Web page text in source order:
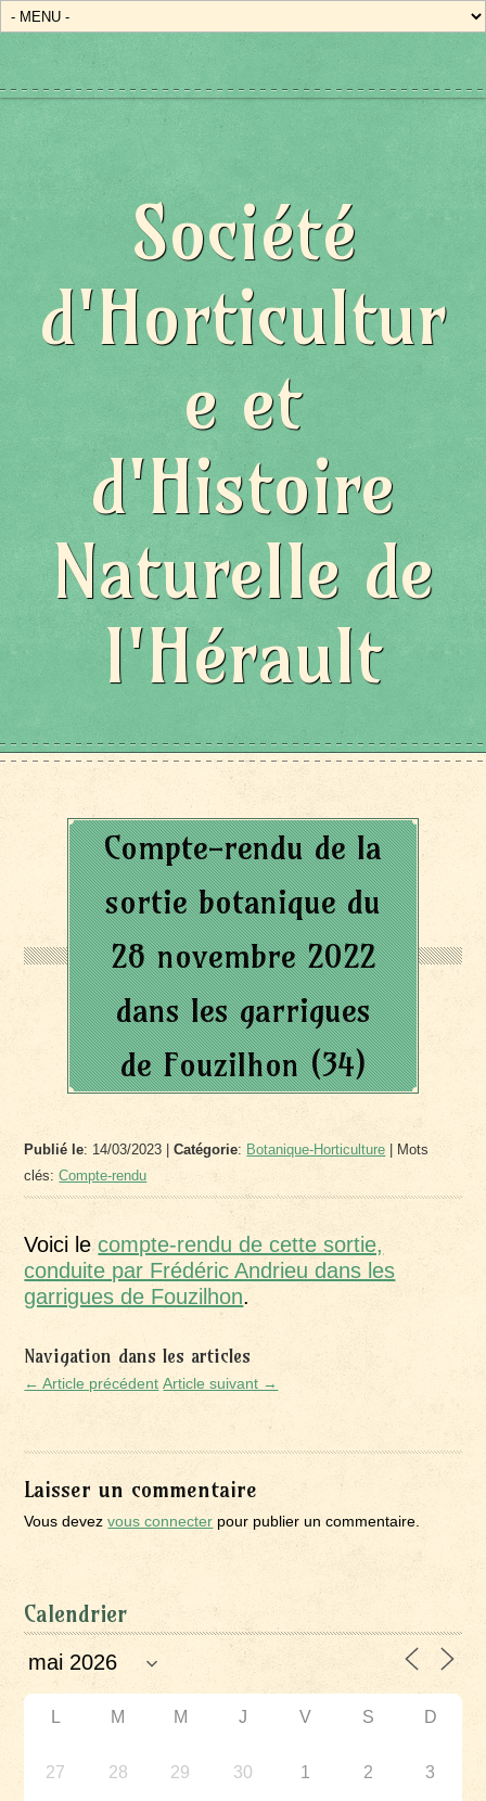
Société
d'Horticultur
e et
d'Histoire
Naturelle de
l'Hérault
Compte-rendu de la
sortie botanique du
28 novembre 2022
dans les garrigues
de Fouzilhon (34)
Publié le: 14/03/2023 |Catégorie: Botanique-Horticulture | Mots
clés:Compte-rendu
Voici lecompte-rendu de cette sortie,
conduite par Frédéric Andrieu dans les
garrigues de Fouzilhon.
Navigation dans les articles
← Article précédent Article suivant →
Laisser un commentaire
Vous devezvous connecter pour publier un commentaire.
Calendrier
L M M J V S D
27 28 29 30 1 2 3